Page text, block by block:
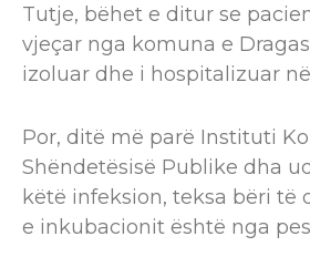
Tutje, bëhet e ditur se
vjeçar nga komuna e
izoluar dhe i hospitalizuar
Por, ditë më parë Instituti
Shëndetësisë Publike dha
këtë infeksion, teksa bëri të
e inkubacionit është nga